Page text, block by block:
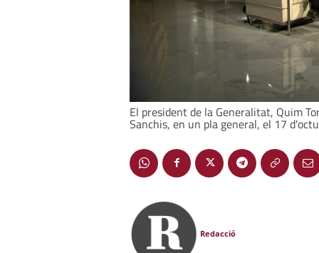
El president de la Generalitat, Quim
Sanchis, en un pla general, el 17
Redacció